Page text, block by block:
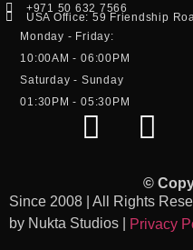
+971 50 632 7566
USA Office: 59 Friendship
Monday - Friday:
10:00AM - 06:00PM
Saturday - Sunday
01:30PM - 05:30PM
©
Since 2008 | All Rights
by Nukta Studios |
Privacy